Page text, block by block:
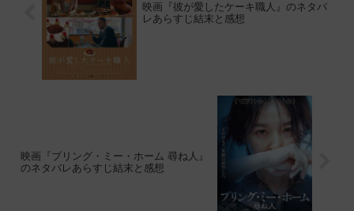
映画『彼が愛したケーキ職人』のネタバ
レあらすじ結末と感想
映画『ブリング・ミー・ホーム 尋ね人』
のネタバレあらすじ結末と感想